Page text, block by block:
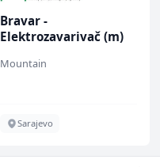
Bravar -
Elektrozavarivač (m)
Mountain
Sarajevo